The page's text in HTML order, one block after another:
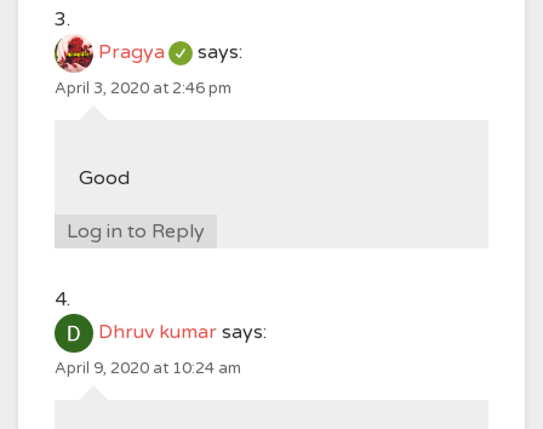
Pragya says:
April 3, 2020 at 2:46 pm
Good
Log in to Reply
Dhruv kumar says:
April 9, 2020 at 10:24 am